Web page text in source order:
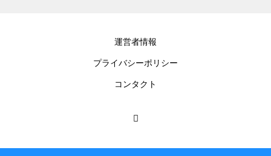
運営者情報
プライバシーポリシー
コンタクト